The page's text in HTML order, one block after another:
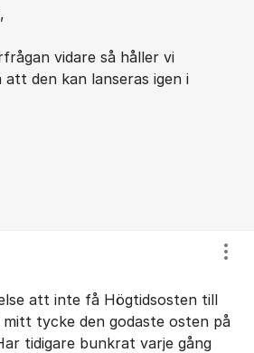
vidare så håller vi
att den kan lanseras igen i
att inte få Högtidsosten till
mitt tycke den godaste osten på
tidigare bunkrat varje gång